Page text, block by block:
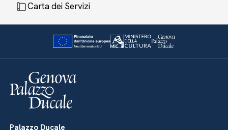
Carta dei Servizi
Palazzo Ducale